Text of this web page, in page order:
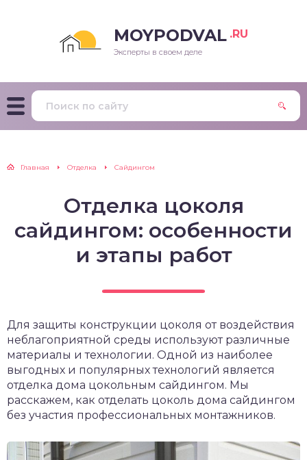
MOYPODVAL .RU
Эксперты в своем деле
Главная Отделка Сайдингом
Отделка цоколя
сайдингом: особенности
и этапы работ
Для защиты конструкции цоколя от воздействия
неблагоприятной среды используют различные
материалы и технологии. Одной из наиболее
выгодных и популярных технологий является
отделка дома цокольным сайдингом. Мы
расскажем, как отделать цоколь дома сайдингом
без участия профессиональных монтажников.